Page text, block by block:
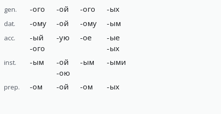
gen. -ого -ой -ого -ых
dat. -ому -ой -ому -ым
acc. -ый
-ого
-ую -ое -ые
-ых
inst. -ым -ой
-ою
-ым -ыми
prep. -ом -ой -ом -ых